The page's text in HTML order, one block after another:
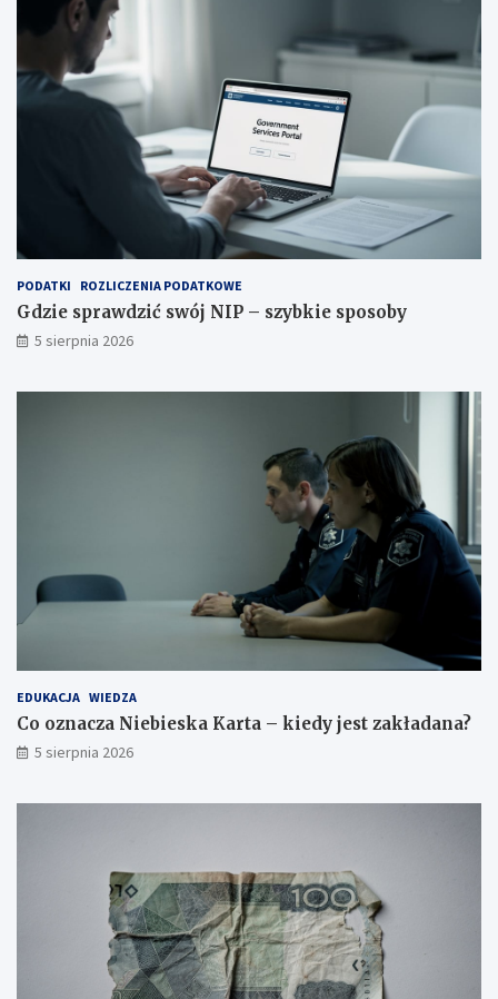
PODATKI ROZLICZENIA PODATKOWE
Gdzie sprawdzić swój NIP – szybkie sposoby
5 sierpnia 2026
EDUKACJA WIEDZA
Co oznacza Niebieska Karta – kiedy jest zakładana?
5 sierpnia 2026